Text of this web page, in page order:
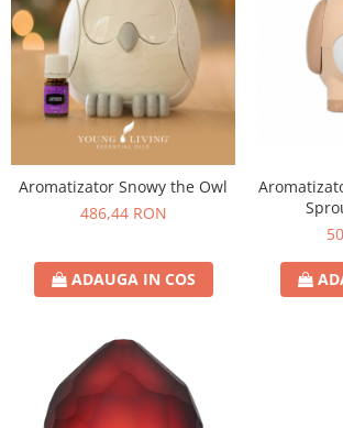
Aromatizator Snowy the Owl
486,44 RON
ADAUGA IN COS